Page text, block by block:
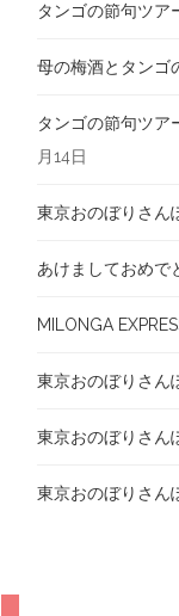
タンゴの節句ツア
母の梅酒とタンゴ
タンゴの節句ツ
月14日
東京おのぼりさん
あけましておめで
MILONGA
東京おのぼりさん
東京おのぼりさん
東京おのぼりさん